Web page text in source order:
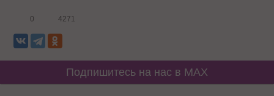
0 4271
Подпишитесь на нас в MAX